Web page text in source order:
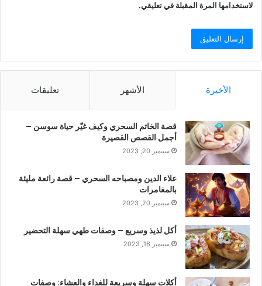
لاستخدامها المرة المقبلة في تعليقي.
الأخيرة الأشهر تعليقات
قصة الخاتم السحري وكيف غيّر حياة سوسن –
أجمل القصص القصيرة
سبتمبر 20, 2023
علاء الدين ومصباحه السحري – قصة رائعة مليئة
بالمغامرات
سبتمبر 20, 2023
أكل لذيذ وسريع – وصفات طهي سهلة التحضير
سبتمبر 16, 2023
أكلات سهلة وسريعة للغداء والعشاء: وصفات